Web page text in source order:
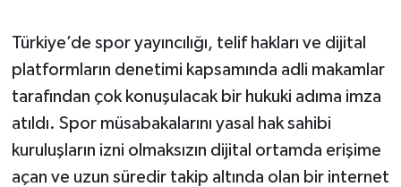
Türkiye’de spor yayıncılığı, telif hakları ve dijital
platformların denetimi kapsamında adli makamlar
tarafından çok konuşulacak bir hukuki adıma imza
atıldı. Spor müsabakalarını yasal hak sahibi
kuruluşların izni olmaksızın dijital ortamda erişime
açan ve uzun süredir takip altında olan bir internet